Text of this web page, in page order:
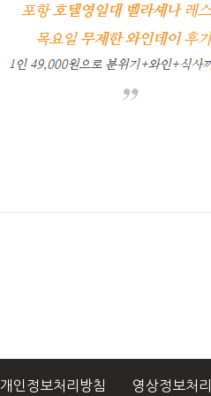
개인정보처리방침 영상정보처